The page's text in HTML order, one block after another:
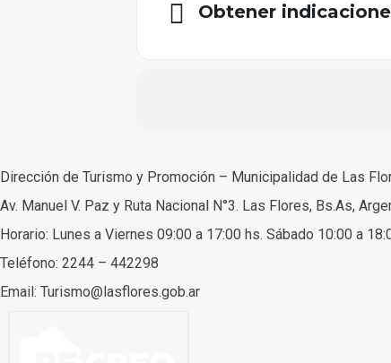
Obtener
Dirección de Turismo y Promoción – Municipalidad de Las
Av. Manuel V. Paz y Ruta Nacional N°3. Las Flores, Bs.As,
Horario: Lunes a Viernes 09:00 a 17:00 hs. Sábado 10:00 a
Teléfono: 2244 – 442298
Email: Turismo@lasflores.gob.ar